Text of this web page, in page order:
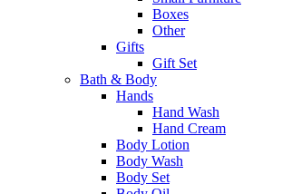
Boxes
Other
Gifts
Gift Set
Bath & Body
Hands
Hand Wash
Hand Cream
Body Lotion
Body Wash
Body Set